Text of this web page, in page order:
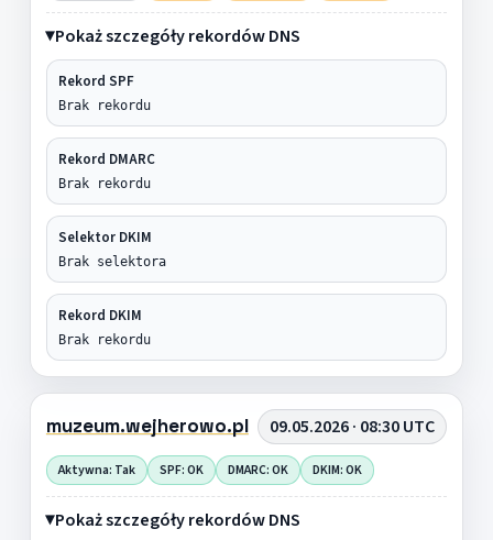
Pokaż szczegóły rekordów DNS
Rekord SPF
Brak rekordu
Rekord DMARC
Brak rekordu
Selektor DKIM
Brak selektora
Rekord DKIM
Brak rekordu
muzeum.wejherowo.pl 09.05.2026 · 08:30 UTC
Aktywna: Tak SPF: OK DMARC: OK DKIM: OK
Pokaż szczegóły rekordów DNS